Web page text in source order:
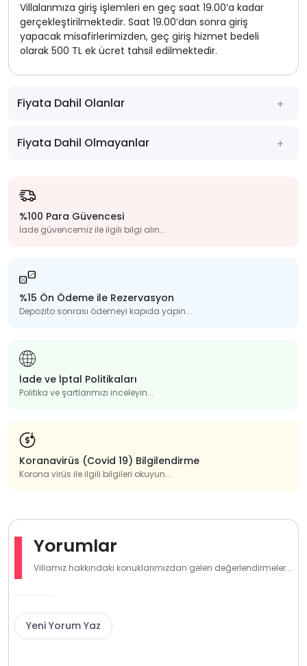
Villalarımıza giriş işlemleri en geç saat 19.00’a kadar
gerçekleştirilmektedir. Saat 19.00’dan sonra giriş
yapacak misafirlerimizden, geç giriş hizmet bedeli
olarak 500 TL ek ücret tahsil edilmektedir.
Fiyata Dahil Olanlar
Fiyata Dahil Olmayanlar
%100 Para Güvencesi
İade güvencemiz ile ilgili bilgi alın...
%15 Ön Ödeme ile Rezervasyon
Depozito sonrası ödemeyi kapıda yapın...
İade ve İptal Politikaları
Politika ve şartlarımızı inceleyin...
Koranavirüs (Covid 19) Bilgilendirme
Korona virüs ile ilgili bilgileri okuyun...
Yorumlar
Villamız hakkındaki konuklarımızdan gelen değerlendirmeler...
Yeni Yorum Yaz